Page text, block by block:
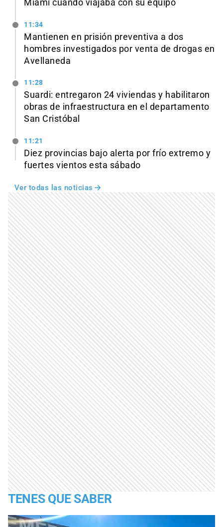
Miami cuando viajaba con su equipo
11:34
Mantienen en prisión preventiva a dos
hombres investigados por venta de drogas en
Avellaneda
11:28
Suardi: entregaron 24 viviendas y habilitaron
obras de infraestructura en el departamento
San Cristóbal
11:21
Diez provincias bajo alerta por frío extremo y
fuertes vientos esta sábado
Ver todas las noticias
TENES QUE SABER